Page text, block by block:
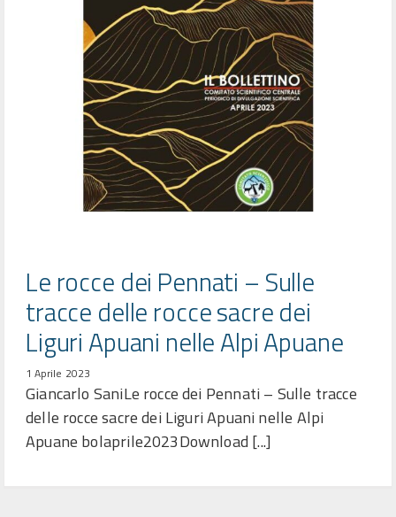
Le rocce dei Pennati – Sulle
tracce delle rocce sacre dei
Liguri Apuani nelle Alpi Apuane
1 Aprile 2023
Giancarlo SaniLe rocce dei Pennati – Sulle tracce
delle rocce sacre dei Liguri Apuani nelle Alpi
Apuane bolaprile2023Download [...]